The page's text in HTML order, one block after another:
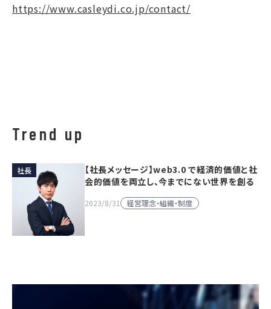
https://www.casleydi.co.jp/contact/
Trend up
社長
【社長メッセージ】web3.0 で経済的価値と社
会的価値を両立し、今までにない世界を創る
2023/8/31 経営理念・組織・制度